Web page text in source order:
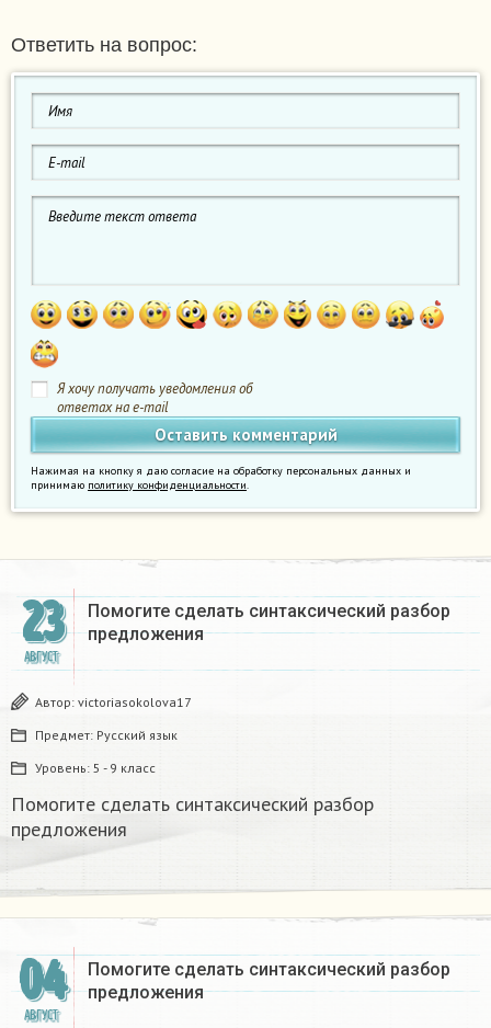
Ответить на вопрос:
Я хочу получать уведомления об
ответах на e-mail
Нажимая на кнопку я даю согласие на обработку персональных данных и
принимаю политику конфиденциальности.
23
АВГУСТ
Помогите сделать синтаксический разбор
предложения
Автор: victoriasokolova17
Предмет: Русский язык
Уровень: 5 - 9 класс
Помогите сделать синтаксический разбор
предложения
04
АВГУСТ
Помогите сделать синтаксический разбор
предложения